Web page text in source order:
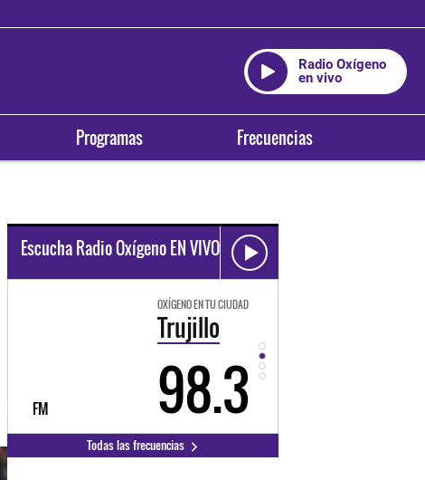
Radio Oxígeno
en vivo
Programas Frecuencias
Escucha Radio Oxígeno EN VIVO
98.3 94.3
Todas las frecuencias